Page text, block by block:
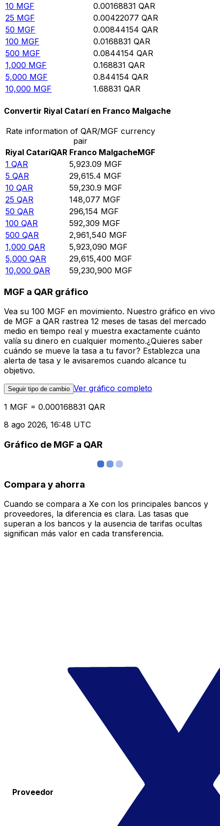
10 MGF 0.00168831 QAR
25 MGF 0.00422077 QAR
50 MGF 0.00844154 QAR
100 MGF 0.0168831 QAR
500 MGF 0.0844154 QAR
1,000 MGF 0.168831 QAR
5,000 MGF 0.844154 QAR
10,000 MGF 1.68831 QAR
Convertir Riyal Catarí en Franco Malgache
Rate information of QAR/MGF currency
pair
Riyal CataríQAR Franco MalgacheMGF
1 QAR 5,923.09 MGF
5 QAR 29,615.4 MGF
10 QAR 59,230.9 MGF
25 QAR 148,077 MGF
50 QAR 296,154 MGF
100 QAR 592,309 MGF
500 QAR 2,961,540 MGF
1,000 QAR 5,923,090 MGF
5,000 QAR 29,615,400 MGF
10,000 QAR 59,230,900 MGF
MGF a QAR gráfico
Vea su 100 MGF en movimiento. Nuestro gráfico en vivo
de MGF a QAR rastrea 12 meses de tasas del mercado
medio en tiempo real y muestra exactamente cuánto
valía su dinero en cualquier momento.¿Quieres saber
cuándo se mueve la tasa a tu favor? Establezca una
alerta de tasa y le avisaremos cuando alcance tu
objetivo.
Seguir tipo de cambio Ver gráfico completo
1 MGF = 0.000168831 QAR
8 ago 2026, 16:48 UTC
Gráfico de MGF a QAR
Compara y ahorra
Cuando se compara a Xe con los principales bancos y
proveedores, la diferencia es clara. Las tasas que
superan a los bancos y la ausencia de tarifas ocultas
significan más valor en cada transferencia.
Proveedor